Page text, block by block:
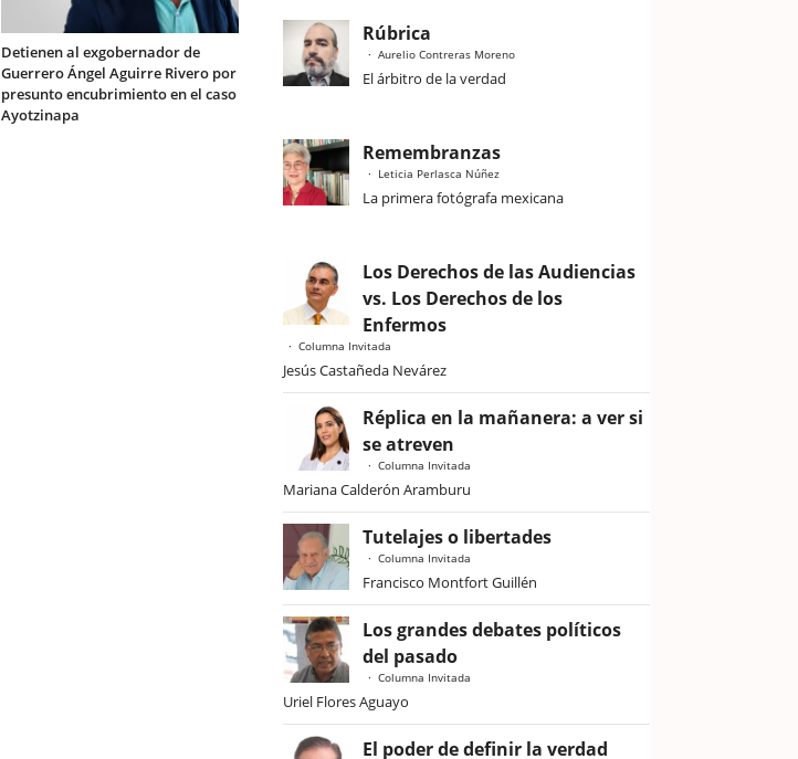
Detienen al exgobernador de
Guerrero Ángel Aguirre Rivero por
presunto encubrimiento en el caso
Ayotzinapa
Rúbrica
Aurelio Contreras Moreno
El árbitro de la verdad
Remembranzas
Leticia Perlasca Núñez
La primera fotógrafa mexicana
Los Derechos de las Audiencias
vs. Los Derechos de los
Enfermos
Columna Invitada
Jesús Castañeda Nevárez
Réplica en la mañanera: a ver si
se atreven
Columna Invitada
Mariana Calderón Aramburu
Tutelajes o libertades
Columna Invitada
Francisco Montfort Guillén
Los grandes debates políticos
del pasado
Columna Invitada
Uriel Flores Aguayo
El poder de definir la verdad